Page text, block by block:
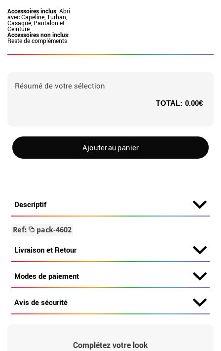
Accessoires inclus: Abri
avec Capeline, Turban,
Casaque, Pantalon et
Ceinture
Accessoires non inclus:
Reste de compléments
Résumé de votre sélection
TOTAL: 0.00€
Ajouter au panier
Descriptif
Ref: pack-4602
Livraison et Retour
Modes de paiement
Avis de sécurité
Complétez votre look